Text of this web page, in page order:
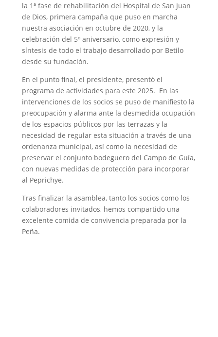
la 1ª fase de rehabilitación del Hospital de San Juan
de Dios, primera campaña que puso en marcha
nuestra asociación en octubre de 2020, y la
celebración del 5º aniversario, como expresión y
síntesis de todo el trabajo desarrollado por Betilo
desde su fundación.
En el punto final, el presidente, presentó el
programa de actividades para este 2025. En las
intervenciones de los socios se puso de manifiesto la
preocupación y alarma ante la desmedida ocupación
de los espacios públicos por las terrazas y la
necesidad de regular esta situación a través de una
ordenanza municipal, así como la necesidad de
preservar el conjunto bodeguero del Campo de Guía,
con nuevas medidas de protección para incorporar
al Peprichye.
Tras finalizar la asamblea, tanto los socios como los
colaboradores invitados, hemos compartido una
excelente comida de convivencia preparada por la
Peña.